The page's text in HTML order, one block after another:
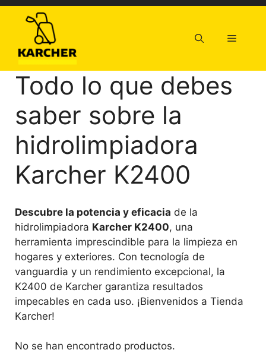
Saltar
contenido
Menú
Todo lo que debes
saber sobre la
hidrolimpiadora
Karcher K2400
Descubre la potencia y eficacia de la
hidrolimpiadora Karcher K2400, una
herramienta imprescindible para la limpieza en
hogares y exteriores. Con tecnología de
vanguardia y un rendimiento excepcional, la
K2400 de Karcher garantiza resultados
impecables en cada uso. ¡Bienvenidos a Tienda
Karcher!
No se han encontrado productos.